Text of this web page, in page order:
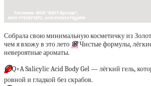
Собрала свою минимальную косметичку из
чем я вхожу в это лето 🌸Чистые формулы,
невероятные ароматы.
⭕️Q+A Salicylic Acid Body Gel— лёгкий гель,
ровной и гладкой без скрабов.